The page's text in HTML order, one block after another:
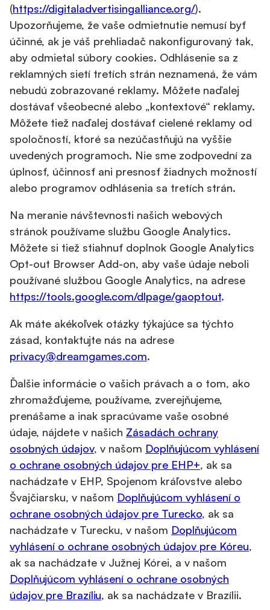
(https://digitaladvertisingalliance.org/).
Upozorňujeme, že vaše odmietnutie nemusí byť
účinné, ak je váš prehliadač nakonfigurovaný tak,
aby odmietal súbory cookies. Odhlásenie sa z
reklamných sietí tretích strán neznamená, že vám
nebudú zobrazované reklamy. Môžete naďalej
dostávať všeobecné alebo „kontextové“ reklamy.
Môžete tiež naďalej dostávať cielené reklamy od
spoločností, ktoré sa nezúčastňujú na vyššie
uvedených programoch. Nie sme zodpovední za
úplnosť, účinnosť ani presnosť žiadnych možností
alebo programov odhlásenia sa tretích strán.
Na meranie návštevnosti našich webových
stránok používame službu Google Analytics.
Môžete si tiež stiahnuť doplnok Google Analytics
Opt-out Browser Add-on, aby vaše údaje neboli
používané službou Google Analytics, na adrese
https://tools.google.com/dlpage/gaoptout.
Ak máte akékoľvek otázky týkajúce sa týchto
zásad, kontaktujte nás na adrese
privacy@dreamgames.com.
Ďalšie informácie o vašich právach a o tom, ako
zhromažďujeme, používame, zverejňujeme,
prenášame a inak spracúvame vaše osobné
údaje, nájdete v našich Zásadách ochrany
osobných údajov, v našom Doplňujúcom vyhlásení
o ochrane osobných údajov pre EHP+, ak sa
nachádzate v EHP, Spojenom kráľovstve alebo
Švajčiarsku, v našom Doplňujúcom vyhlásení o
ochrane osobných údajov pre Turecko, ak sa
nachádzate v Turecku, v našom Doplňujúcom
vyhlásení o ochrane osobných údajov pre Kóreu,
ak sa nachádzate v Južnej Kórei, a v našom
Doplňujúcom vyhlásení o ochrane osobných
údajov pre Brazíliu, ak sa nachádzate v Brazílii.